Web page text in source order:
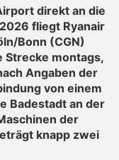
direkt an die
fliegt Ryanair
Bonn (CGN)
Strecke montags,
Angaben der
von einem
Badestadt an der
der
knapp zwei